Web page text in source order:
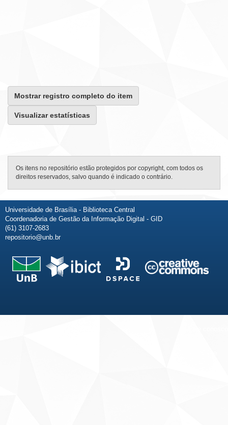
Mostrar registro completo do item
Visualizar estatísticas
Os itens no repositório estão protegidos por copyright, com todos os
direitos reservados, salvo quando é indicado o contrário.
Universidade de Brasília - Biblioteca Central
Coordenadoria de Gestão da Informação Digital - GID
(61) 3107-2683
repositorio@unb.br